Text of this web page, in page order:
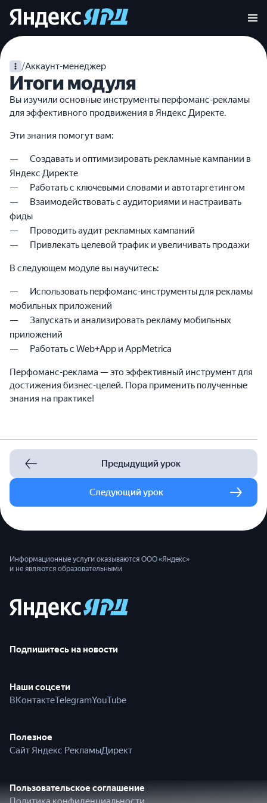
/Аккаунт-менеджер
Итоги модуля
Вы изучили основные инструменты перфоманс-рекламы
для эффективного продвижения в Яндекс Директе.
Эти знания помогут вам:
Создавать и оптимизировать рекламные кампании в
Яндекс Директе
Работать с ключевыми словами и автотаргетингом
Взаимодействовать с аудиториями и настраивать
фиды
Проводить аудит рекламных кампаний
Привлекать целевой трафик и увеличивать продажи
В следующем модуле вы научитесь:
Использовать перфоманс-инструменты для рекламы
мобильных приложений
Запускать и анализировать рекламу мобильных
приложений
Работать с Web+App и AppMetrica
Перфоманс-реклама — это эффективный инструмент для
достижения бизнес-целей. Пора применить полученные
знания на практике!
Предыдущий урок
Следующий урок
Информационные услуги оказываются ООО «Яндекс»
и не являются образовательными
Подпишитесь на новости
Наши соцсети
ВКонтактеTelegramYouTube
Полезное
Сайт Яндекс РекламыДирект
Пользовательское соглашение